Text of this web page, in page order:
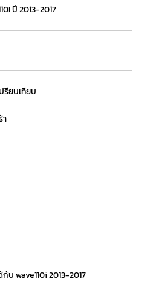
ปี 2013-2017
รียบเทียบ
า
บ wave110i 2013-2017